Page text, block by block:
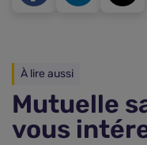
À lire aussi
Mutuelle
vous